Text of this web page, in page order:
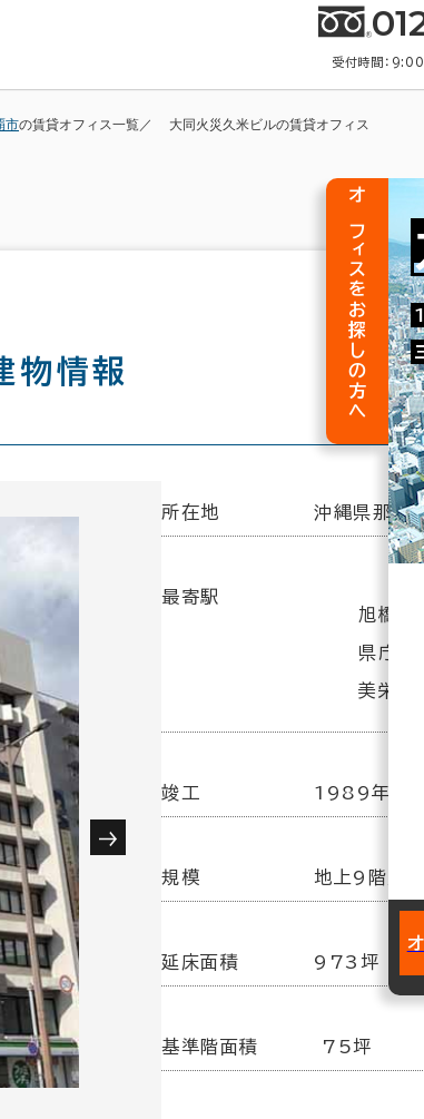
受付時間：
市の賃貸オフィス一覧 大同火災久米ビルの賃貸オフィス
物情報
所在地 沖縄県那
最寄駅
旭橋
県庁
美栄
竣工 1989年 2
規模 地上9階／
延床面積 973坪
基準階面積 75坪
オフィスをお探しの方へ